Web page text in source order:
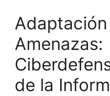
Amenazas:
de la